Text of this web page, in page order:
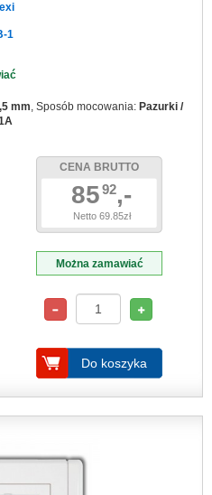
1
mm, Sposób mocowania: Pazurki /
CENA BRUTTO
8592,-
Netto 69.85zł
Można zamawiać
Do koszyka